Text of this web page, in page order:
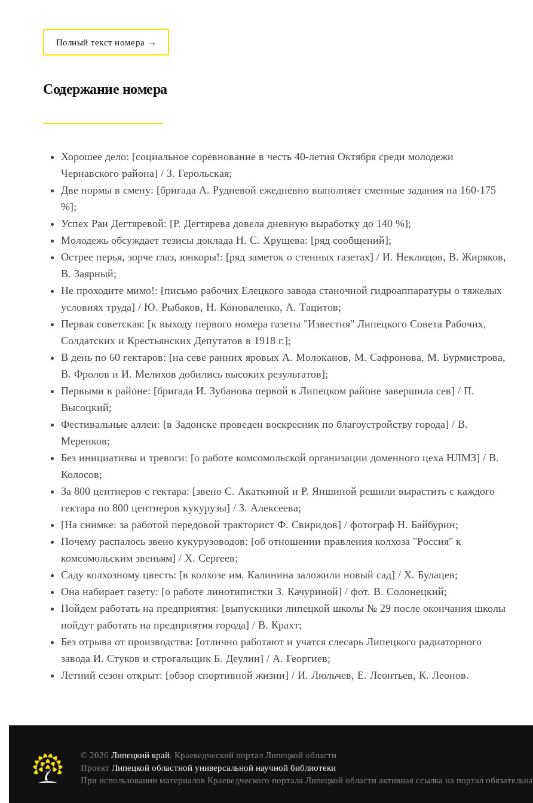
Полный текст номера →
Содержание номера
Хорошее дело: [социальное соревнование в честь 40-летия Октября среди молодежи
Чернавского района] / З. Герольская;
Две нормы в смену: [бригада А. Рудневой ежедневно выполняет сменные задания на 160-175
%];
Успех Раи Дегтяревой: [Р. Дегтярева довела дневную выработку до 140 %];
Молодежь обсуждает тезисы доклада Н. С. Хрущева: [ряд сообщений];
Острее перья, зорче глаз, юнкоры!: [ряд заметок о стенных газетах] / И. Неклюдов, В. Жиряков,
В. Заярный;
Не проходите мимо!: [письмо рабочих Елецкого завода станочной гидроаппаратуры о тяжелых
условиях труда] / Ю. Рыбаков, Н. Коноваленко, А. Тацитов;
Первая советская: [к выходу первого номера газеты "Известия" Липецкого Совета Рабочих,
Солдатских и Крестьянских Депутатов в 1918 г.];
В день по 60 гектаров: [на севе ранних яровых А. Молоканов, М. Сафронова, М. Бурмистрова,
В. Фролов и И. Мелихов добились высоких результатов];
Первыми в районе: [бригада И. Зубанова первой в Липецком районе завершила сев] / П.
Высоцкий;
Фестивальные аллеи: [в Задонске проведен воскресник по благоустройству города] / В.
Меренков;
Без инициативы и тревоги: [о работе комсомольской организации доменного цеха НЛМЗ] / В.
Колосов;
За 800 центнеров с гектара: [звено С. Акаткиной и Р. Яншиной решили вырастить с каждого
гектара по 800 центнеров кукурузы] / З. Алексеева;
[На снимке: за работой передовой тракторист Ф. Свиридов] / фотограф Н. Байбурин;
Почему распалось звено кукурузоводов: [об отношении правления колхоза "Россия" к
комсомольским звеньям] / Х. Сергеев;
Саду колхозному цвесть: [в колхозе им. Калинина заложили новый сад] / Х. Булацев;
Она набирает газету: [о работе линотипистки З. Качуриной] / фот. В. Солонецкий;
Пойдем работать на предприятия: [выпускники липецкой школы № 29 после окончания школы
пойдут работать на предприятия города] / В. Крахт;
Без отрыва от производства: [отлично работают и учатся слесарь Липецкого радиаторного
завода И. Стуков и строгальщик Б. Деулин] / А. Георгиев;
Летний сезон открыт: [обзор спортивной жизни] / И. Люльчев, Е. Леонтьев, К. Леонов.
© 2026 Липецкий край. Краеведческий портал Липецкой области
Проект Липецкой областной универсальной научной библиотеки
При использовании материалов Краеведческого портала Липецкой области активная ссылка на портал обязательна